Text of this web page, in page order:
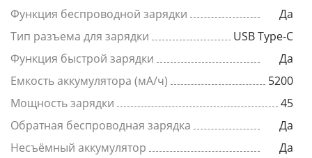
Функция беспроводной зарядки
Да
Тип разъема для зарядки
USB Type-C
Функция быстрой зарядки
Да
Емкость аккумулятора (мА/ч)
5200
Мощность зарядки
45
Обратная беспроводная зарядка
Да
Несъёмный аккумулятор
Да